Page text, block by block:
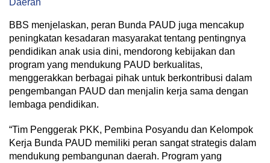
BBS menjelaskan, peran Bunda PAUD juga mencakup
peningkatan kesadaran masyarakat tentang pentingnya
pendidikan anak usia dini, mendorong kebijakan dan
program yang mendukung PAUD berkualitas,
menggerakkan berbagai pihak untuk berkontribusi dalam
pengembangan PAUD dan menjalin kerja sama dengan
lembaga pendidikan.
“Tim Penggerak PKK, Pembina Posyandu dan Kelompok
Kerja Bunda PAUD memiliki peran sangat strategis dalam
mendukung pembangunan daerah. Program yang